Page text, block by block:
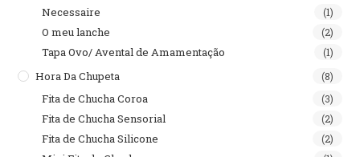
Necessaire (1)
O meu lanche (2)
Tapa Ovo/ Avental de Amamentação (1)
Hora Da Chupeta (8)
Fita de Chucha Coroa (3)
Fita de Chucha Sensorial (2)
Fita de Chucha Silicone (2)